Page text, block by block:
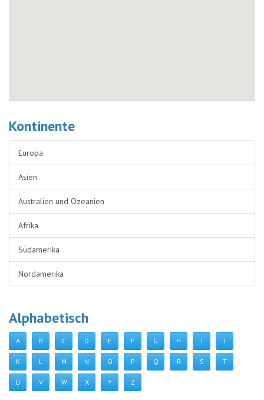
Kontinente
Europa
Asien
Australien und Ozeanien
Afrika
Südamerika
Nordamerika
Alphabetisch
A B C D E F G H I J
K L M N O P Q R S T
U V W X Y Z